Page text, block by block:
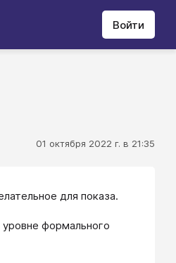
Войти
01 октября 2022 г. в 21:35
для показа.
формального